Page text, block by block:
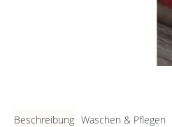
Beschreibung Waschen & Pflegen